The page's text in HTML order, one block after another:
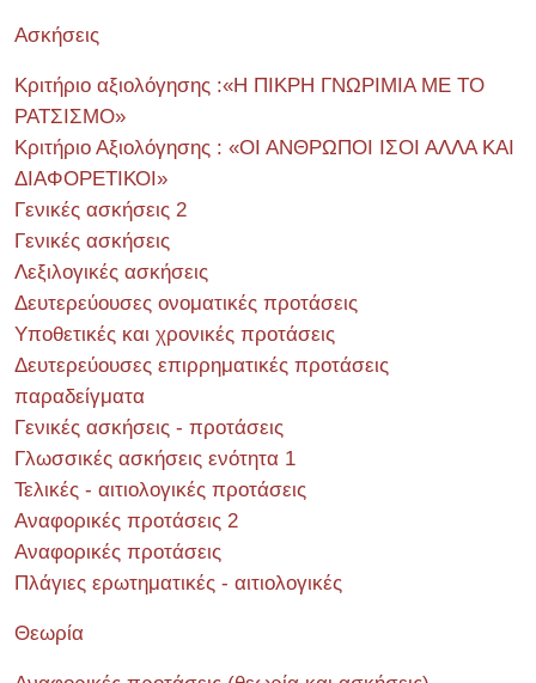
Ασκήσεις
Κριτήριο αξιολόγησης :«Η ΠΙΚΡΗ ΓΝΩΡΙΜΙΑ ΜΕ ΤΟ
ΡΑΤΣΙΣΜΟ»
Κριτήριο Αξιολόγησης : «ΟΙ ΑΝΘΡΩΠΟΙ ΙΣΟΙ ΑΛΛΑ ΚΑΙ
ΔΙΑΦΟΡΕΤΙΚΟΙ»
Γενικές ασκήσεις 2
Γενικές ασκήσεις
Λεξιλογικές ασκήσεις
Δευτερεύουσες ονοματικές προτάσεις
Υποθετικές και χρονικές προτάσεις
Δευτερεύουσες επιρρηματικές προτάσεις
παραδείγματα
Γενικές ασκήσεις - προτάσεις
Γλωσσικές ασκήσεις ενότητα 1
Τελικές - αιτιολογικές προτάσεις
Αναφορικές προτάσεις 2
Αναφορικές προτάσεις
Πλάγιες ερωτηματικές - αιτιολογικές
Θεωρία